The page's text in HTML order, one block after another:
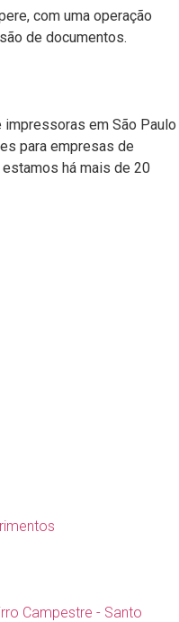
com uma operação
de documentos.
impressoras em São Paulo
para empresas de
há mais de 20
Campestre - Santo